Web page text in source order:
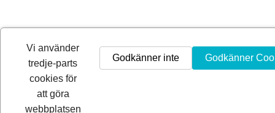
Vi använder
tredje-parts
cookies för
att göra
webbplatsen
Godkänner
Godkänner inte